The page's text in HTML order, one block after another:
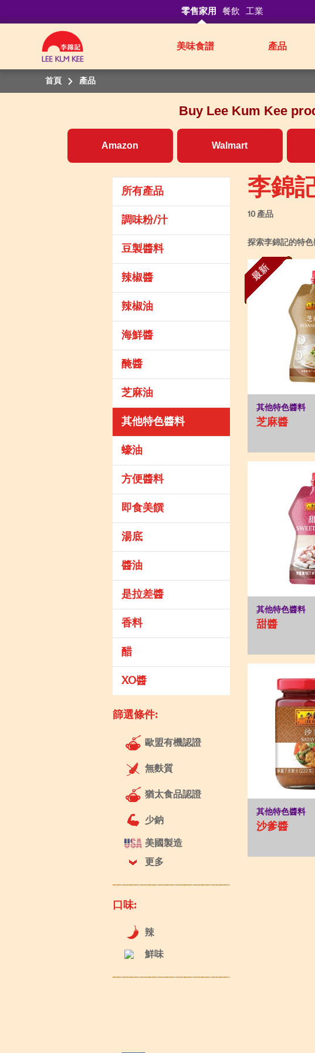
零售家用 餐飲 工業
美味食譜 產品
首頁 產品
Buy Lee Kum Kee
Amazon Walmart
所有產品
調味粉/汁
豆製醬料
辣椒醬
辣椒油
海鮮醬
醃醬
芝麻油
其他特色醬料
蠔油
方便醬料
即食美饌
湯底
醬油
是拉差醬
香料
醋
XO醬
篩選條件:
歐盟有機認證
無麩質
猶太食品認證
少鈉
美國製造
更多
口味:
辣
鮮味
李錦
10 產品
探索李錦記的特色
最新
其他特色醬料
芝麻醬
其他特色醬料
甜醬
其他特色醬料
沙爹醬